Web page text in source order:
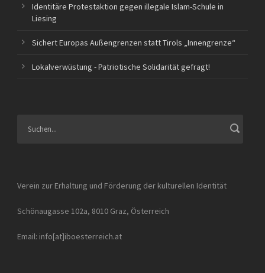
Identitäre Protestaktion gegen illegale Islam-Schule in
Liesing
Sichert Europas Außengrenzen statt Tirols „Innengrenze“
Lokalverwüstung - Patriotische Solidarität gefragt!
Verein zur Erhaltung und Förderung der kulturellen Identität
Schönaugasse 102a, 8010 Graz, Österreich
Email: info[at]iboesterreich.at